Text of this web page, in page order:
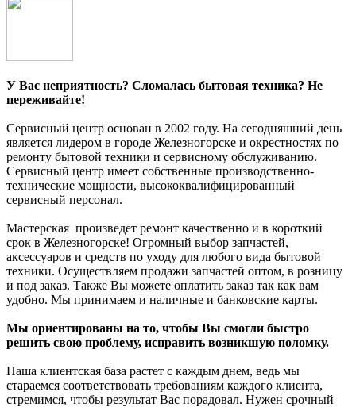
У Вас неприятность? Сломалась бытовая техника? Не
переживайте!
Сервисный центр основан в 2002 году. На сегодняшний день
является лидером в городе Железногорске и окрестностях по
ремонту бытовой техники и сервисному обслуживанию.
Сервисный центр имеет собственные производственно-
технические мощности, высококвалифицированный
сервисный персонал.
Мастерская произведет ремонт качественно и в короткий
срок в Железногорске! Огромный выбор запчастей,
аксессуаров и средств по уходу для любого вида бытовой
техники. Осуществляем продажи запчастей оптом, в розницу
и под заказ. Также Вы можете оплатить заказ так как вам
удобно. Мы принимаем и наличные и банковские карты.
Мы ориентированы на то, чтобы Вы смогли быстро
решить свою проблему, исправить возникшую поломку.
Наша клиентская база растет с каждым днем, ведь мы
стараемся соответствовать требованиям каждого клиента,
стремимся, чтобы результат Вас порадовал. Нужен срочный